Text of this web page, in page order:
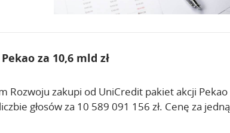
za 10,6 mld zł
Rozwoju zakupi od UniCredit pakiet akcji Pekao
głosów za 10 589 091 156 zł. Cenę za jedną